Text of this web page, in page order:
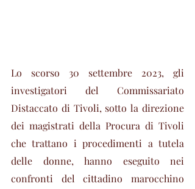
Lo scorso 30 settembre 2023, gli
investigatori del Commissariato
Distaccato di Tivoli, sotto la direzione
dei magistrati della Procura di Tivoli
che trattano i procedimenti a tutela
delle donne, hanno eseguito nei
confronti del cittadino marocchino